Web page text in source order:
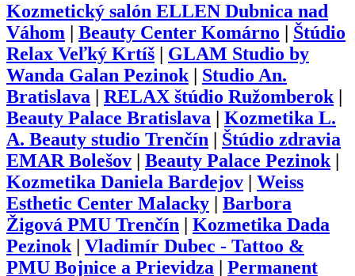
Kozmetický salón ELLEN Dubnica nad
Váhom
Beauty Center Komárno
Štúdio
Relax Veľký Krtíš
GLAM Studio by
Wanda Galan Pezinok| Studio An.
Bratislava
RELAX štúdio Ružomberok|
Beauty Palace Bratislava
Kozmetika L.
A. Beauty studio Trenčín
Štúdio zdravia
EMAR Bolešov
Beauty Palace Pezinok|
Kozmetika Daniela Bardejov
Weiss
Esthetic Center Malacky
Barbora
Žigová PMU Trenčín
Kozmetika Dada
Pezinok| Vladimír Dubec - Tattoo &
PMU Bojnice a Prievidza
Permanent